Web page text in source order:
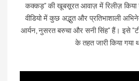
कक्कड़" की खूबसूरत आवाज़ में रिलीज़ किया
वीडियो में कुछ अद्भुत और प्रतिभाशाली
आर्यन, नुसरत बरुचा और सनी सिंह" हैं। इसे
के तहत जारी किया गया